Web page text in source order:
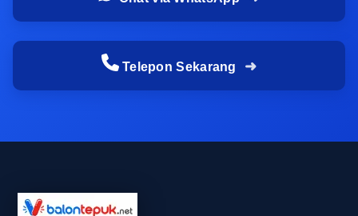
cepat
Tim promosi brand dan EO lokal biasanya
bekerja dengan deadline yang ketat. Mereka
perlu memastikan produk datang tepat waktu,
komunikasinya lambat. Kecepatan koordinasi
Telepon Sekarang